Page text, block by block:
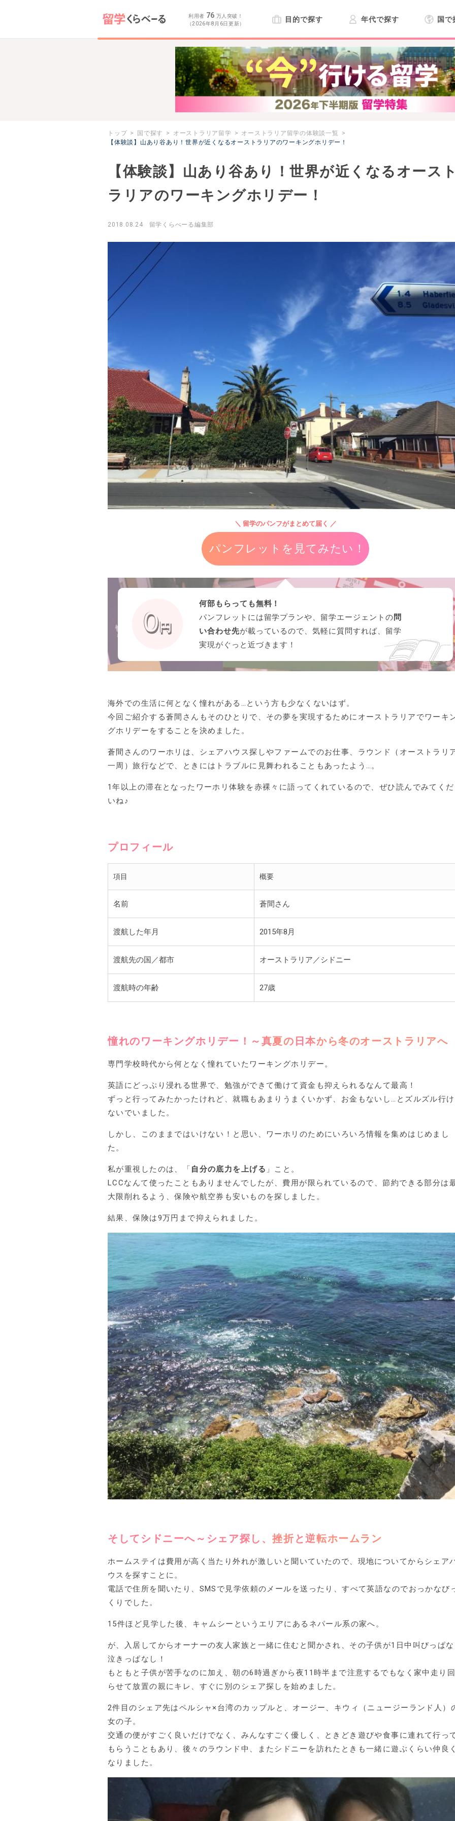
利用者 76 万人突破！
（2026年8月6日更新）
目的で探す 年代で探す 国で
トップ 国で探す オーストラリア留学
オーストラリア留学の体験談一覧
【体験談】山あり谷あり！世界が近くなるオーストラリアのワーキングホリデー！
【体験談】山あり谷あり！世界が近くなるオース
ラリアのワーキングホリデー！
2018.08.24 留学くらべーる編集部
＼ 留学のパンフがまとめて届く ／
パンフレットを見てみたい！
何部もらっても無料！
パンフレットには留学プランや、留学エージェントの問
い合わせ先が載っているので、気軽に質問すれば、留学
実現がぐっと近づきます！
海外での生活に何となく憧れがある…という方も少なくないはず。
今回ご紹介する蒼間さんもそのひとりで、その夢を実現するためにオーストラリアでワーキ
グホリデーをすることを決めました。
蒼間さんのワーホリは、シェアハウス探しやファームでのお仕事、ラウンド（オーストラリ
一周）旅行などで、ときにはトラブルに見舞われることもあったよう…。
1年以上の滞在となったワーホリ体験を赤裸々に語ってくれているので、ぜひ読んでみてく
いね♪
プロフィール
項目 概要
名前 蒼間さん
渡航した年月 2015年8月
渡航先の国／都市 オーストラリア／シドニー
渡航時の年齢 27歳
憧れのワーキングホリデー！～真夏の日本から冬のオーストラリアへ
専門学校時代から何となく憧れていたワーキングホリデー。
英語にどっぷり浸れる世界で、勉強ができて働けて資金も抑えられるなんて最高！
ずっと行ってみたかったけれど、就職もあまりうまくいかず、お金もないし…とズルズル行け
ないでいました。
しかし、このままではいけない！と思い、ワーホリのためにいろいろ情報を集めはじめまし
た。
私が重視したのは、「 自分の底力を上げる 」こと。
LCCなんて使ったこともありませんでしたが、費用が限られているので、節約できる部分は
大限削れるよう、保険や航空券も安いものを探しました。
結果、保険は9万円まで抑えられました。
そしてシドニーへ～シェア探し、挫折と逆転ホームラン
ホームステイは費用が高く当たり外れが激しいと聞いていたので、現地についてからシェア
ウスを探すことに。
電話で住所を聞いたり、SMSで見学依頼のメールを送ったり、すべて英語なのでおっかなび
くりでした。
15件ほど見学した後、キャムシーというエリアにあるネパール系の家へ。
が、入居してからオーナーの友人家族と一緒に住むと聞かされ、その子供が1日中叫びっぱ
泣きっぱなし！
もともと子供が苦手なのに加え、朝の6時過ぎから夜11時半まで注意するでもなく家中走り
らせて放置の親にキレ、すぐに別のシェア探しを始めました。
2件目のシェア先はペルシャ×台湾のカップルと、オージー、キウィ（ニュージーランド人）
女の子。
交通の便がすごく良いだけでなく、みんなすごく優しく、ときどき遊びや食事に連れて行っ
もらうこともあり、後々のラウンド中、またシドニーを訪れたときも一緒に遊ぶくらい仲良
なりました。